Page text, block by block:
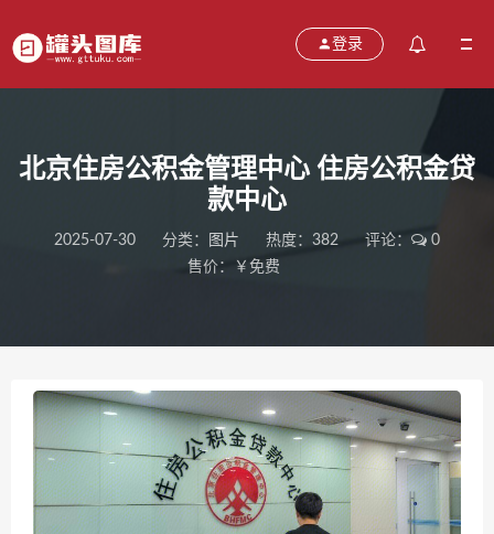
登录
北京住房公积金管理中心 住房公积金贷
款中心
2025-07-30 分类： 图片 热度：382 评论：
0
售价：￥免费